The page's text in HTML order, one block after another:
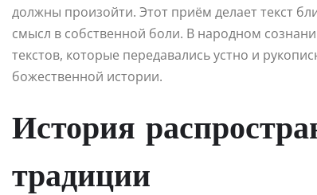
должны произойти. Этот приём делает текст
смысл в собственной боли. В народном
текстов, которые передавались устно и
божественной истории.
История
традиции